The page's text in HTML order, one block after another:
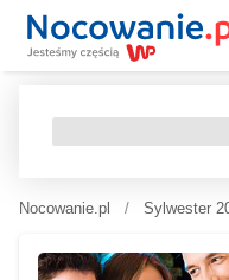
Nocowanie.pl Sylwester